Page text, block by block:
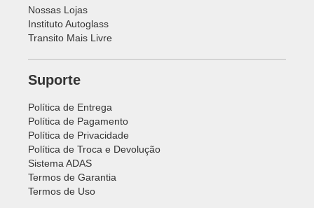
Nossas Lojas
Instituto Autoglass
Transito Mais Livre
Suporte
Política de Entrega
Política de Pagamento
Política de Privacidade
Política de Troca e Devolução
Sistema ADAS
Termos de Garantia
Termos de Uso